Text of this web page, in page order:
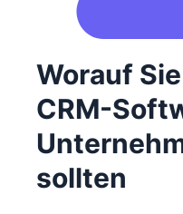
Worauf
CRM-
sollten